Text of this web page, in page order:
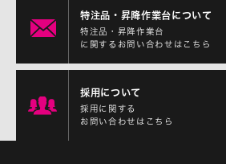
特注品・昇降作業台について
特注品・昇降作業台
に関するお問い合わせはこちら
採用について
採用に関する
お問い合わせはこちら